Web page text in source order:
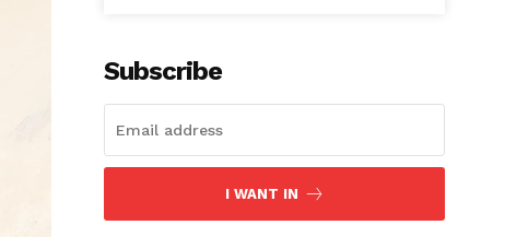
Subscribe
I WANT IN